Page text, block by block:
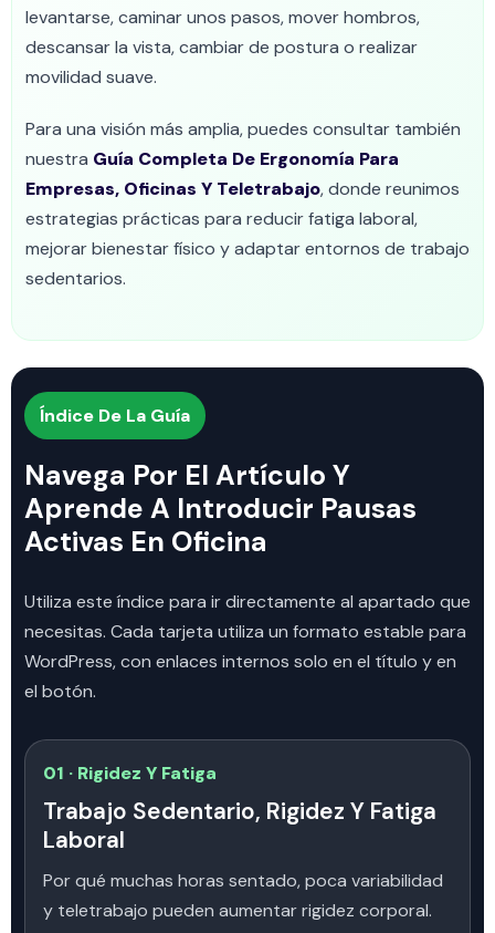
levantarse, caminar unos pasos, mover hombros,
descansar la vista, cambiar de postura o realizar
movilidad suave.
Para una visión más amplia, puedes consultar también
nuestra Guía Completa De Ergonomía Para
Empresas, Oficinas Y Teletrabajo, donde reunimos
estrategias prácticas para reducir fatiga laboral,
mejorar bienestar físico y adaptar entornos de trabajo
sedentarios.
Índice De La Guía
Navega Por El Artículo Y
Aprende A Introducir Pausas
Activas En Oficina
Utiliza este índice para ir directamente al apartado que
necesitas. Cada tarjeta utiliza un formato estable para
WordPress, con enlaces internos solo en el título y en
el botón.
01 · Rigidez Y Fatiga
Trabajo Sedentario, Rigidez Y Fatiga
Laboral
Por qué muchas horas sentado, poca variabilidad
y teletrabajo pueden aumentar rigidez corporal.